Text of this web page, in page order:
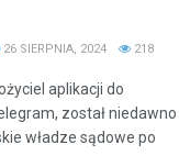
26 SIERPNIA, 2024 218
aplikacji do
został niedawno
władze sądowe po